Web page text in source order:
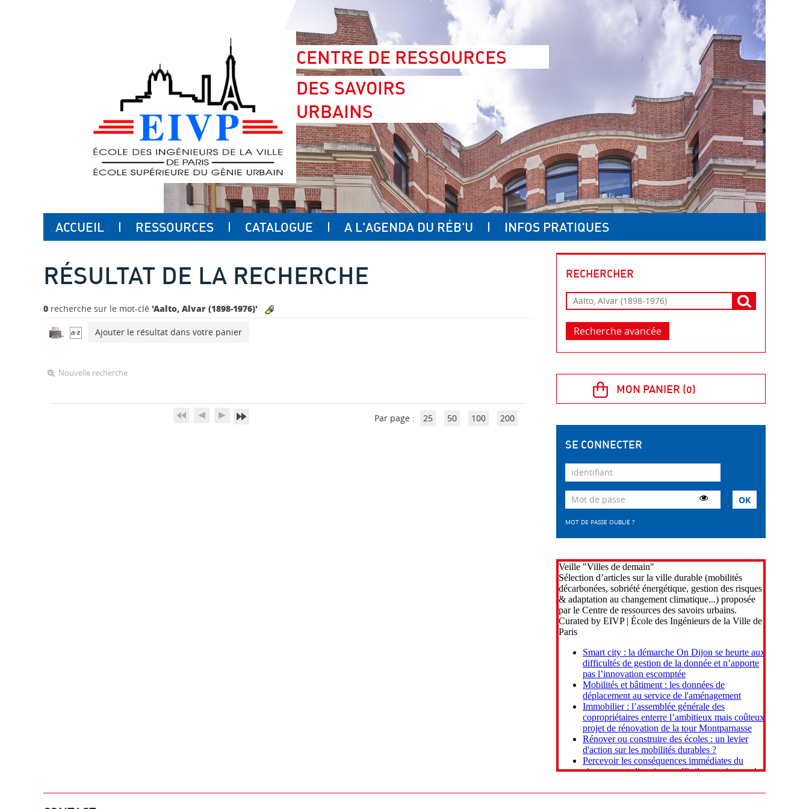
CENTRE DE RESSOURCES
DES SAVOIRS
URBAINS
ACCUEIL RESSOURCES CATALOGUE A L'AGENDA DU RÉB'U INFOS PRATIQUES
RÉSULTAT DE LA RECHERCHE
0 recherche sur le mot-clé 'Aalto, Alvar (1898-1976)'
Ajouter le résultat dans votre panier
Nouvelle recherche
Par page : 25 50 100 200
RECHERCHER
Recherche avancée
SE CONNECTER
MOT DE PASSE OUBLIÉ ?